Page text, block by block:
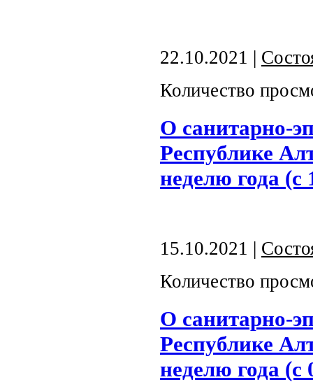
22.10.2021 |
Количество
О санитарно-
Республике
неделю года (с
15.10.2021 |
Количество
О санитарно-
Республике
неделю года (с